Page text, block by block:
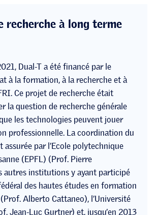
recherche à long terme
Dual-T a été financé par le
à la formation, à la recherche et à
Ce projet de recherche était
la question de recherche générale
les technologies peuvent jouer
professionnelle. La coordination du
assurée par l’Ecole polytechnique
(EPFL) (Prof. Pierre
autres institutions y ayant participé
des hautes études en formation
Alberto Cattaneo), l’Université
Jean-Luc Gurtner) et, jusqu’en 2013